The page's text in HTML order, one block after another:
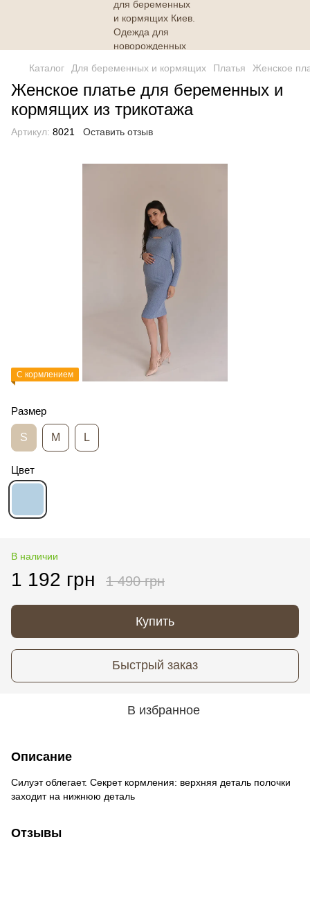
Каталог Для беременных и кормящих Платья Женское
Женское платье для беременных и
кормящих из трикотажа
Артикул: 8021 Оставить отзыв
С кормлением
Размер
S M L
Цвет
В наличии
1 192 грн 1 490 грн
Купить
Быстрый заказ
В избранное
Описание
Силуэт облегает. Секрет кормления: верхняя деталь полочки
заходит на нижнюю деталь
Отзывы